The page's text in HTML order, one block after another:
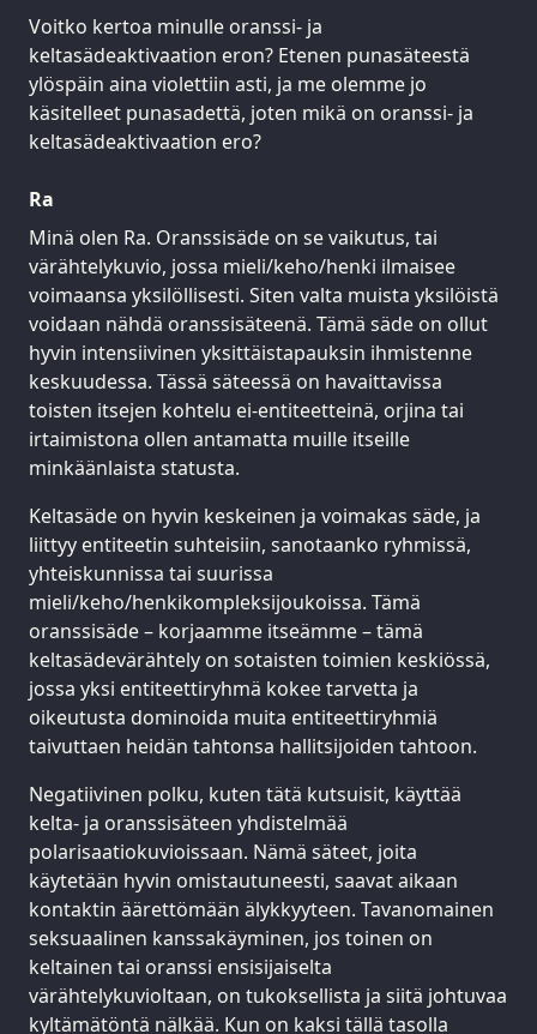
Voitko kertoa minulle oranssi- ja
keltasädeaktivaation eron? Etenen punasäteestä
ylöspäin aina violettiin asti, ja me olemme jo
käsitelleet punasadettä, joten mikä on oranssi- ja
keltasädeaktivaation ero?
Ra
Minä olen Ra. Oranssisäde on se vaikutus, tai
värähtelykuvio, jossa mieli/keho/henki ilmaisee
voimaansa yksilöllisesti. Siten valta muista yksilöistä
voidaan nähdä oranssisäteenä. Tämä säde on ollut
hyvin intensiivinen yksittäistapauksin ihmistenne
keskuudessa. Tässä säteessä on havaittavissa
toisten itsejen kohtelu ei-entiteetteinä, orjina tai
irtaimistona ollen antamatta muille itseille
minkäänlaista statusta.
Keltasäde on hyvin keskeinen ja voimakas säde, ja
liittyy entiteetin suhteisiin, sanotaanko ryhmissä,
yhteiskunnissa tai suurissa
mieli/keho/henkikompleksijoukoissa. Tämä
oranssisäde – korjaamme itseämme – tämä
keltasädevärähtely on sotaisten toimien keskiössä,
jossa yksi entiteettiryhmä kokee tarvetta ja
oikeutusta dominoida muita entiteettiryhmiä
taivuttaen heidän tahtonsa hallitsijoiden tahtoon.
Negatiivinen polku, kuten tätä kutsuisit, käyttää
kelta- ja oranssisäteen yhdistelmää
polarisaatiokuvioissaan. Nämä säteet, joita
käytetään hyvin omistautuneesti, saavat aikaan
kontaktin äärettömään älykkyyteen. Tavanomainen
seksuaalinen kanssakäyminen, jos toinen on
keltainen tai oranssi ensisijaiselta
värähtelykuvioltaan, on tukoksellista ja siitä johtuvaa
kyltämätöntä nälkää. Kun on kaksi tällä tasolla